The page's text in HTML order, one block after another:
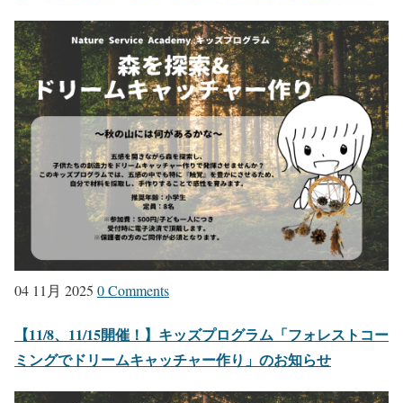
04 11月 2025 0 Comments
【11/8、11/15開催！】キッズプログラム「フォレストコー
ミングでドリームキャッチャー作り」のお知らせ